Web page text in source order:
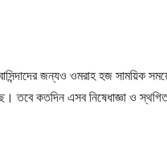
জন্যও ওমরাহ হজ সাময়িক
তবে কতদিন এসব নিষেধাজ্ঞা ও